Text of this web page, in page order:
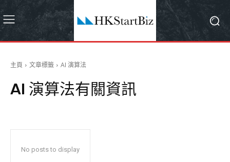
主頁 文章標籤 AI 演算法
AI 演算法有關資訊
No posts to display